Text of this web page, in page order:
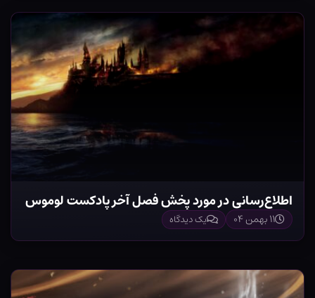
اطلاع‌رسانی در مورد پخش فصل آخر پادکست لوموس
۱۱ بهمن ۰۴ یک دیدگاه